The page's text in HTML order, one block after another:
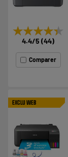
★★★★★
★★★★★
4.4/5 (44)
Comparer
EXCLU WEB